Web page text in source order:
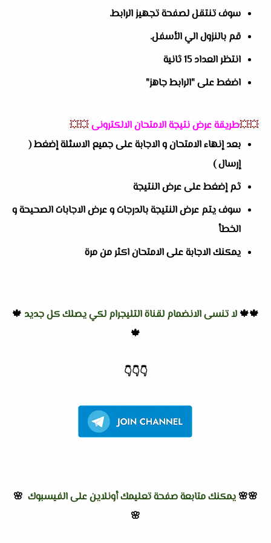
سوف تنتقل لصفحة تجهيز الرابط.
قم بالنزول الي الأسفل.
انتظر العداد 15 ثانية
اضغط على "الرابط جاهز"
💥💥طريقة عرض نتيجة الامتحان الالكترونى💥💥
بعد إنهاء الامتحان و الاجابة على جميع الاسئلة إضغط (
إرسال )
ثم إضغط على عرض النتيجة
سوف يتم عرض النتيجة بالدرجات و عرض الاجابات الصحيحة و
الخطأ
يمكنك الاجابة على الامتحان اكثر من مرة
🍁🍁 لا تنسى الانضمام لقناة التليجرام لكي يصلك كل جديد 🍁
🍁
👇
👇
👇
🌸🌸 يمكنك متابعة صفحة تعليمك أونلاين على الفيسبوك 🌸
🌸